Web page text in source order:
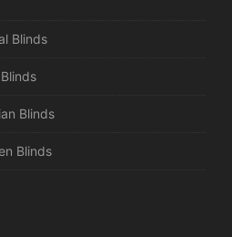
Blinds
Blinds
Blinds